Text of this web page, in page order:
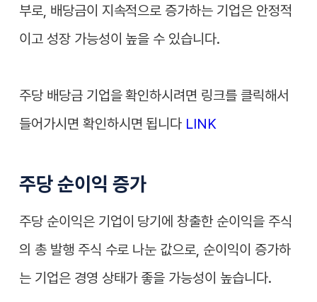
부로, 배당금이 지속적으로 증가하는 기업은 안정적
이고 성장 가능성이 높을 수 있습니다.
주당 배당금 기업을 확인하시려면 링크를 클릭해서
들어가시면 확인하시면 됩니다 LINK
주당 순이익 증가
주당 순이익은 기업이 당기에 창출한 순이익을 주식
의 총 발행 주식 수로 나눈 값으로, 순이익이 증가하
는 기업은 경영 상태가 좋을 가능성이 높습니다.